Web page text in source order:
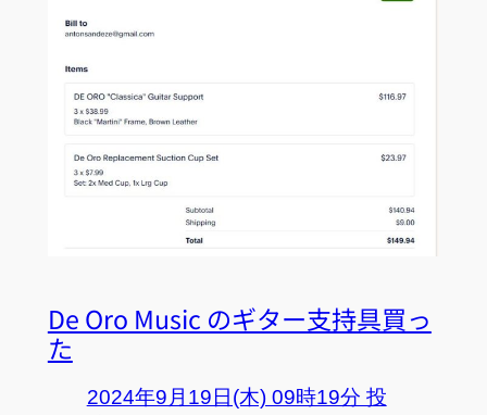
De Oro Music のギター支持具買っ
た
2024年9月19日(木) 09時19分 投